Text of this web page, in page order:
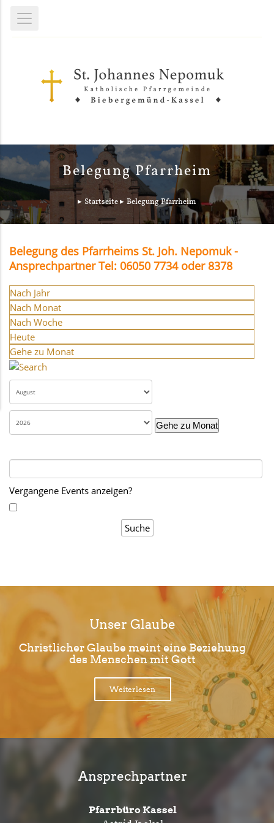
Belegung Pfarrheim
Startseite Belegung Pfarrheim
Belegung des Pfarrheims St. Joh. Nepomuk -
Ansprechpartner Tel: 06050 7734 oder 8378
Nach Jahr
Nach Monat
Nach Woche
Heute
Gehe zu Monat
Gehe zu Monat
Vergangene Events anzeigen?
Unser Glaube
Christlicher Glaube meint eine Beziehung
des Menschen mit Gott
Weiterlesen
Ansprechpartner
Pfarrbüro Kassel